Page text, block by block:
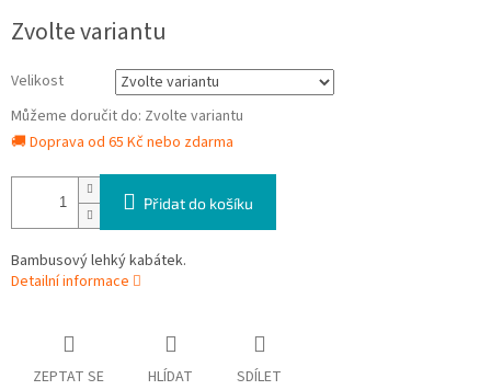
cena:
Zvolte variantu
Velikost
Můžeme doručit do: Zvolte variantu
🚚 Doprava od 65 Kč nebo zdarma
Přidat do košíku
Bambusový lehký kabátek.
Detailní informace
ZEPTAT SE HLÍDAT SDÍLET